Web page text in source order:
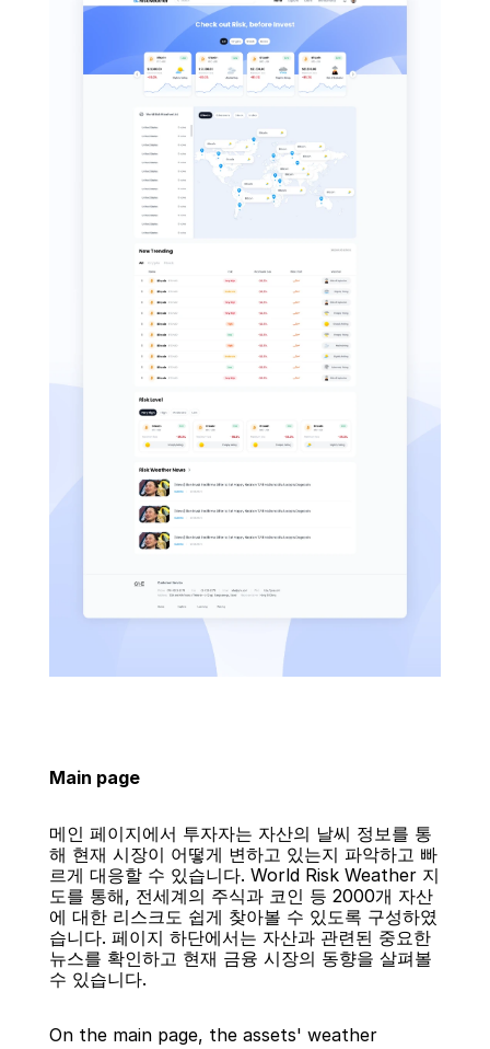
Main page
메인 페이지에서 투자자는 자산의 날씨 정보를 통
해 현재 시장이 어떻게 변하고 있는지 파악하고 빠
르게 대응할 수 있습니다. World Risk Weather 지
도를 통해, 전세계의 주식과 코인 등 2000개 자산
에 대한 리스크도 쉽게 찾아볼 수 있도록 구성하였
습니다. 페이지 하단에서는 자산과 관련된 중요한
뉴스를 확인하고 현재 금융 시장의 동향을 살펴볼
수 있습니다.
On the main page, the assets' weather